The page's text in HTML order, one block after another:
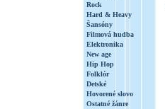
Rock
Hard & Heavy
Šansóny
Filmová hudba
Elektronika
New age
Hip Hop
Folklór
Detské
Hovorené slovo
Ostatné žánre